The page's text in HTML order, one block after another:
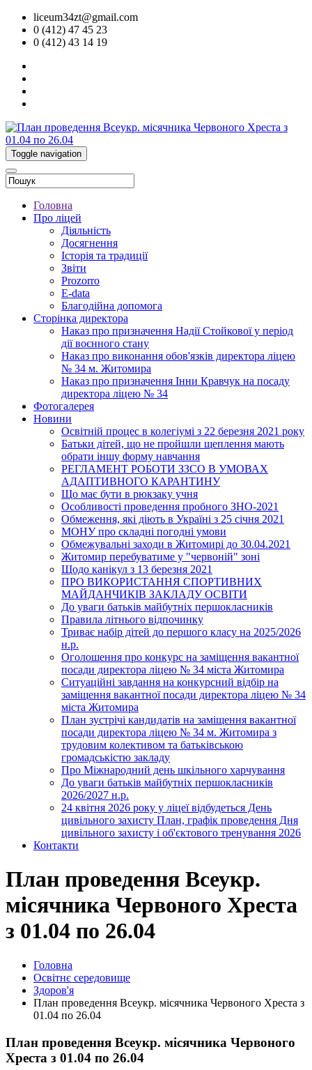
liceum34zt@gmail.com
0 (412) 47 45 23
0 (412) 43 14 19
Toggle navigation
Головна
Про ліцей
Діяльність
Досягнення
Історія та традиції
Звіти
Prozorro
E-data
Благодійна допомога
Сторінка директора
Наказ про призначення Надії Стойкової у період
дії воєнного стану
Наказ про виконання обов'язків директора ліцею
№ 34 м. Житомира
Наказ про призначення Інни Кравчук на посаду
директора ліцею № 34
Фотогалерея
Новини
Освітній процес в колегіумі з 22 березня 2021 року
Батьки дітей, що не пройшли щеплення мають
обрати іншу форму навчання
РЕГЛАМЕНТ РОБОТИ ЗЗСО В УМОВАХ
АДАПТИВНОГО КАРАНТИНУ
Що має бути в рюкзаку учня
Особливості проведення пробного ЗНО-2021
Обмеження, які діють в Україні з 25 січня 2021
МОНУ про складні погодні умови
Обмежувальні заходи в Житомирі до 30.04.2021
Житомир перебуватиме у "червоній" зоні
Щодо канікул з 13 березня 2021
ПРО ВИКОРИСТАННЯ СПОРТИВНИХ
МАЙДАНЧИКІВ ЗАКЛАДУ ОСВІТИ
До уваги батьків майбутніх першокласників
Правила літнього відпочинку
Триває набір дітей до першого класу на 2025/2026
н.р.
Оголошення про конкурс на заміщення вакантної
посади директора ліцею № 34 міста Житомира
Ситуаційні завдання на конкурсний відбір на
заміщення вакантної посади директора ліцею № 34
міста Житомира
План зустрічі кандидатів на заміщення вакантної
посади директора ліцею № 34 м. Житомира з
трудовим колективом та батьківською
громадськістю закладу
Про Міжнародний день шкільного харчування
До уваги батьків майбутніх першокласників
2026/2027 н.р.
24 квітня 2026 року у ліцеї відбудеться День
цивільного захисту План, графік проведення Дня
цивільного захисту і об'єктового тренування 2026
Контакти
План проведення Всеукр.
місячника Червоного Хреста
з 01.04 по 26.04
Головна
Освітнє середовище
Здоров'я
План проведення Всеукр. місячника Червоного Хреста з
01.04 по 26.04
План проведення Всеукр. місячника Червоного
Хреста з 01.04 по 26.04